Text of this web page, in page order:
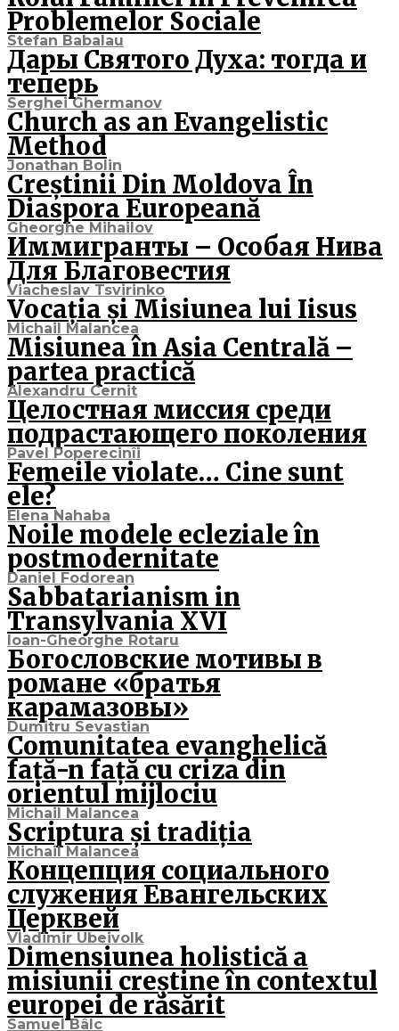
Problemelor Sociale
Stefan Babalau
Дары Святого Духа: тогда и
теперь
Serghei Ghermanov
Church as an Evangelistic
Method
Jonathan Bolin
Creștinii Din Moldova În
Diaspora Europeană
Gheorghe Mihailov
Иммигранты – Особая Нива
Для Благовестия
Viacheslav Tsvirinko
Vocația și Misiunea lui Iisus
Michail Malancea
Misiunea în Asia Centrală –
partea practică
Alexandru Cernit
Целостная миссия среди
подрастающего поколения
Pavel Poperecinîi
Femeile violate… Cine sunt
ele?
Elena Nahaba
Noile modele ecleziale în
postmodernitate
Daniel Fodorean
Sabbatarianism in
Transylvania XVI
Ioan-Gheorghe Rotaru
Богословские мотивы в
романе «братья
карамазовы»
Dumitru Sevastian
Comunitatea evanghelică
față-n față cu criza din
orientul mijlociu
Michail Malancea
Scriptura și tradiția
Michail Malancea
Концепция социального
служения Евангельских
Церквей
Vladimir Ubeivolk
Dimensiunea holistică a
misiunii creștine în contextul
europei de răsărit
Samuel Bâlc